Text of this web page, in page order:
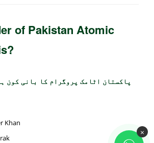
of Pakistan Atomic
پاکستان اٹامک پروگرام کا بانی کون
Khan
×